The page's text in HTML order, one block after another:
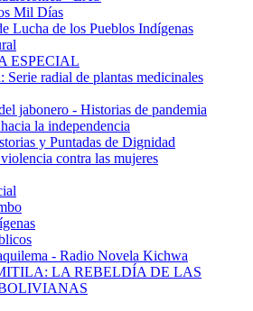
Mil Días
Lucha de los Pueblos Indígenas
ESPECIAL
Serie radial de plantas medicinales
jabonero - Historias de pandemia
la independencia
y Puntadas de Dignidad
contra las mujeres
- Radio Novela Kichwa
LA REBELDÍA DE LAS